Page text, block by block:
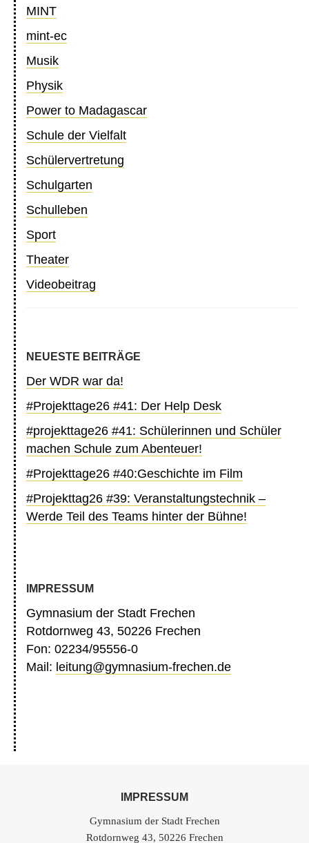
MINT
mint-ec
Musik
Physik
Power to Madagascar
Schule der Vielfalt
Schülervertretung
Schulgarten
Schulleben
Sport
Theater
Videobeitrag
NEUESTE BEITRÄGE
Der WDR war da!
#Projekttage26 #41: Der Help Desk
#projekttage26 #41: Schülerinnen und Schüler
machen Schule zum Abenteuer!
#Projekttage26 #40:Geschichte im Film
#Projekttag26 #39: Veranstaltungstechnik –
Werde Teil des Teams hinter der Bühne!
IMPRESSUM
Gymnasium der Stadt Frechen
Rotdornweg 43, 50226 Frechen
Fon: 02234/95556-0
Mail: leitung@gymnasium-frechen.de
IMPRESSUM
Gymnasium der Stadt Frechen
Rotdornweg 43, 50226 Frechen